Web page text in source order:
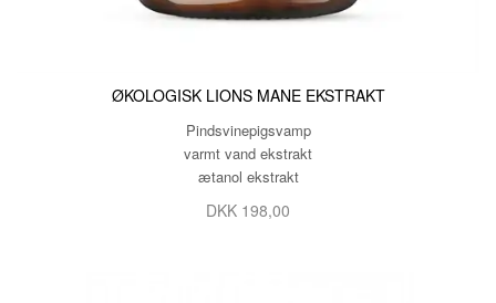
ØKOLOGISK LIONS MANE EKSTRAKT
Pindsvinepigsvamp
varmt vand ekstrakt
ætanol ekstrakt
DKK 198,00